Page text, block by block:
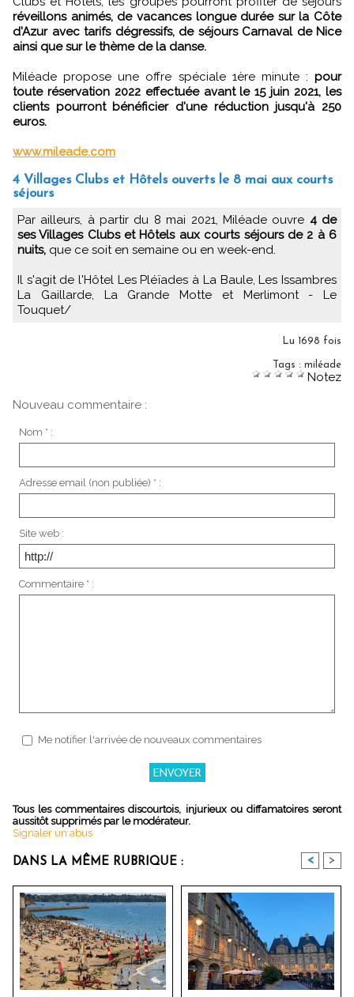
réveillons animés, de vacances longue durée sur la Côte
d'Azur avec tarifs dégressifs, de séjours Carnaval de Nice
ainsi que sur le thème de la danse.
Miléade propose une offre spéciale 1ère minute : pour
toute réservation 2022 effectuée avant le 15 juin 2021, les
clients pourront bénéficier d'une réduction jusqu'à 250
euros.
www.mileade.com
4 Villages Clubs et Hôtels ouverts le 8 mai aux courts
séjours
Par ailleurs, à partir du 8 mai 2021, Miléade ouvre 4 de
ses Villages Clubs et Hôtels aux courts séjours de 2 à 6
nuits, que ce soit en semaine ou en week-end.
Il s'agit de l'Hôtel Les Pléïades à La Baule, Les Issambres
La Gaillarde, La Grande Motte et Merlimont - Le
Touquet/
Lu 1698 fois
Tags : miléade
Notez
Nouveau commentaire :
Nom * :
Adresse email (non publiée) * :
Site web :
Commentaire * :
Me notifier l'arrivée de nouveaux commentaires
Tous les commentaires discourtois, injurieux ou diffamatoires seront
aussitôt supprimés par le modérateur.
Signaler un abus
DANS LA MÊME RUBRIQUE : < >